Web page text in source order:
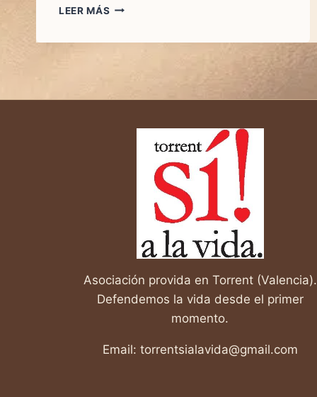
LEER MÁS EL
REFLEXIÓN
Asociación provida en Torrent (Valencia).
Defendemos la vida desde el primer
momento.
Email: torrentsialavida@gmail.com